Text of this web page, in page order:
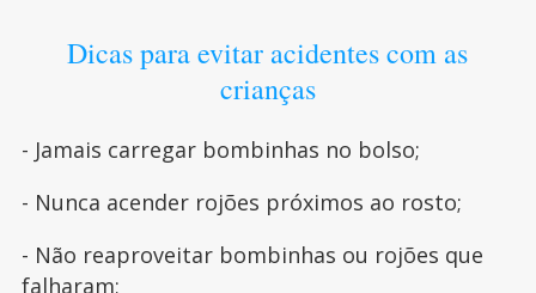
Dicas para evitar acidentes com as
crianças
- Jamais carregar bombinhas no bolso;
- Nunca acender rojões próximos ao rosto;
- Não reaproveitar bombinhas ou rojões que
falharam;